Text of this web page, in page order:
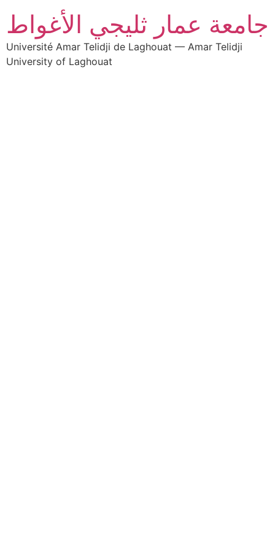
جامعة عمار ثليجي الأغواط
Université Amar Telidji de Laghouat — Amar Telidji
University of Laghouat